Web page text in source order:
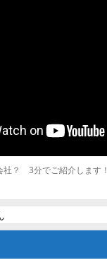
社？ 3分でご紹介します！